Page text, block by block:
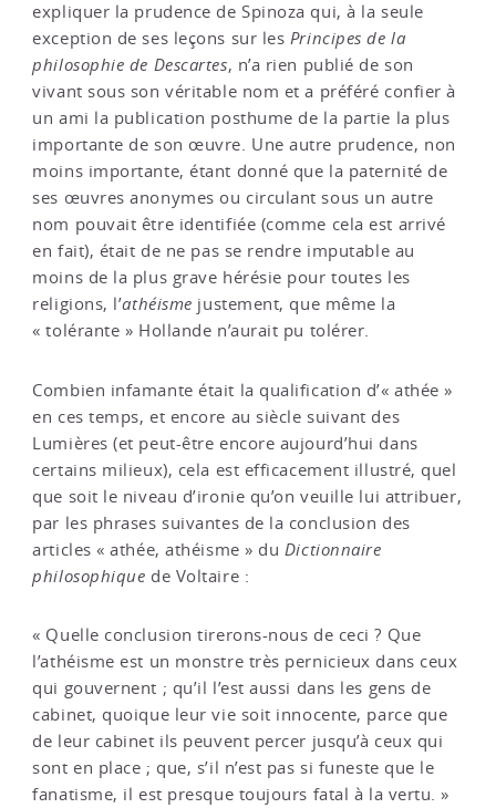
expliquer la prudence de Spinoza qui, à la seule
exception de ses leçons sur les Principes de la
philosophie de Descartes, n’a rien publié de son
vivant sous son véritable nom et a préféré confier à
un ami la publication posthume de la partie la plus
importante de son œuvre. Une autre prudence, non
moins importante, étant donné que la paternité de
ses œuvres anonymes ou circulant sous un autre
nom pouvait être identifiée (comme cela est arrivé
en fait), était de ne pas se rendre imputable au
moins de la plus grave hérésie pour toutes les
religions, l’athéisme justement, que même la
« tolérante » Hollande n’aurait pu tolérer.
Combien infamante était la qualification d’« athée »
en ces temps, et encore au siècle suivant des
Lumières (et peut-être encore aujourd’hui dans
certains milieux), cela est efficacement illustré, quel
que soit le niveau d’ironie qu’on veuille lui attribuer,
par les phrases suivantes de la conclusion des
articles « athée, athéisme » du Dictionnaire
philosophique de Voltaire :
« Quelle conclusion tirerons-nous de ceci ? Que
l’athéisme est un monstre très pernicieux dans ceux
qui gouvernent ; qu’il l’est aussi dans les gens de
cabinet, quoique leur vie soit innocente, parce que
de leur cabinet ils peuvent percer jusqu’à ceux qui
sont en place ; que, s’il n’est pas si funeste que le
fanatisme, il est presque toujours fatal à la vertu. »